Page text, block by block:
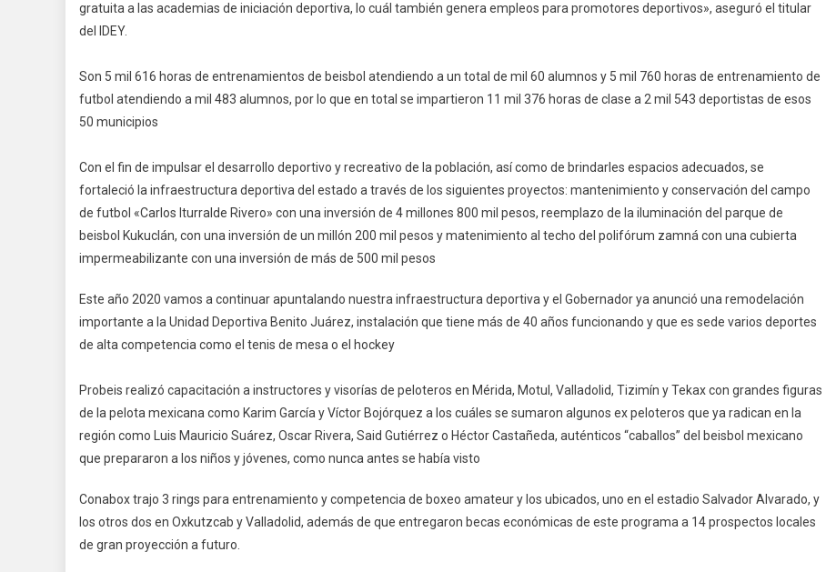
gratuita a las academias de iniciación deportiva, lo cuál también genera empleos para promotores deportivos», aseguró el titular
del IDEY.
Son 5 mil 616 horas de entrenamientos de beisbol atendiendo a un total de mil 60 alumnos y 5 mil 760 horas de entrenamiento de
futbol atendiendo a mil 483 alumnos, por lo que en total se impartieron 11 mil 376 horas de clase a 2 mil 543 deportistas de esos
50 municipios
Con el fin de impulsar el desarrollo deportivo y recreativo de la población, así como de brindarles espacios adecuados, se
fortaleció la infraestructura deportiva del estado a través de los siguientes proyectos: mantenimiento y conservación del campo
de futbol «Carlos Iturralde Rivero» con una inversión de 4 millones 800 mil pesos, reemplazo de la iluminación del parque de
beisbol Kukuclán, con una inversión de un millón 200 mil pesos y matenimiento al techo del polifórum zamná con una cubierta
impermeabilizante con una inversión de más de 500 mil pesos
Este año 2020 vamos a continuar apuntalando nuestra infraestructura deportiva y el Gobernador ya anunció una remodelación
importante a la Unidad Deportiva Benito Juárez, instalación que tiene más de 40 años funcionando y que es sede varios deportes
de alta competencia como el tenis de mesa o el hockey
Probeis realizó capacitación a instructores y visorías de peloteros en Mérida, Motul, Valladolid, Tizimín y Tekax con grandes figuras
de la pelota mexicana como Karim García y Víctor Bojórquez a los cuáles se sumaron algunos ex peloteros que ya radican en la
región como Luis Mauricio Suárez, Oscar Rivera, Said Gutiérrez o Héctor Castañeda, auténticos “caballos” del beisbol mexicano
que prepararon a los niños y jóvenes, como nunca antes se había visto
Conabox trajo 3 rings para entrenamiento y competencia de boxeo amateur y los ubicados, uno en el estadio Salvador Alvarado, y
los otros dos en Oxkutzcab y Valladolid, además de que entregaron becas económicas de este programa a 14 prospectos locales
de gran proyección a futuro.